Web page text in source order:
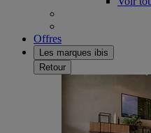
Offres
Les marques ibis
Retour